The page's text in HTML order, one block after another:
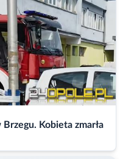
Kobieta zmarła